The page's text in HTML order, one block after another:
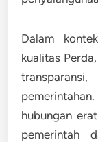
Dalam
kualitas
hubungan
pemerintah